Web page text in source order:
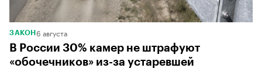
ЗАКОН 6 августа
В России 30% камер не штрафуют
«обочечников» из-за устаревшей